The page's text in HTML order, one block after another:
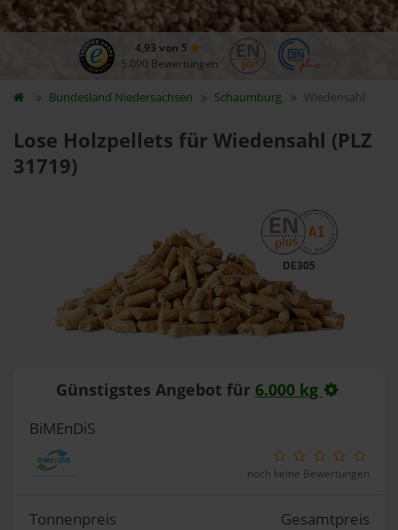
4,93 von 5
5.090 Bewertungen
Bundesland Niedersachsen Schaumburg Wiedensahl
Lose Holzpellets für Wiedensahl (PLZ
31719)
DE305
Günstigstes Angebot für 6.000 kg
BiMEnDiS
noch keine Bewertungen
Tonnenpreis Gesamtpreis